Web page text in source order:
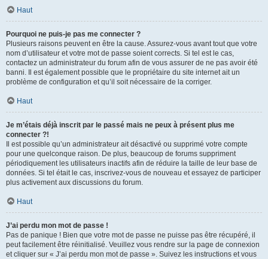
Haut
Pourquoi ne puis-je pas me connecter ?
Plusieurs raisons peuvent en être la cause. Assurez-vous avant tout que votre
nom d’utilisateur et votre mot de passe soient corrects. Si tel est le cas,
contactez un administrateur du forum afin de vous assurer de ne pas avoir été
banni. Il est également possible que le propriétaire du site internet ait un
problème de configuration et qu’il soit nécessaire de la corriger.
Haut
Je m’étais déjà inscrit par le passé mais ne peux à présent plus me
connecter ?!
Il est possible qu’un administrateur ait désactivé ou supprimé votre compte
pour une quelconque raison. De plus, beaucoup de forums suppriment
périodiquement les utilisateurs inactifs afin de réduire la taille de leur base de
données. Si tel était le cas, inscrivez-vous de nouveau et essayez de participer
plus activement aux discussions du forum.
Haut
J’ai perdu mon mot de passe !
Pas de panique ! Bien que votre mot de passe ne puisse pas être récupéré, il
peut facilement être réinitialisé. Veuillez vous rendre sur la page de connexion
et cliquer sur « J’ai perdu mon mot de passe ». Suivez les instructions et vous